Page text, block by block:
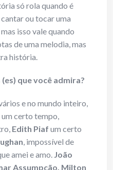
só rola quando é
ou tocar uma
isso vale quando
de uma melodia, mas
história.
que você admira?
e no mundo inteiro,
um certo tempo,
Edith Piaf um certo
, impossível de
amei e amo. João
Assumpção, Milton